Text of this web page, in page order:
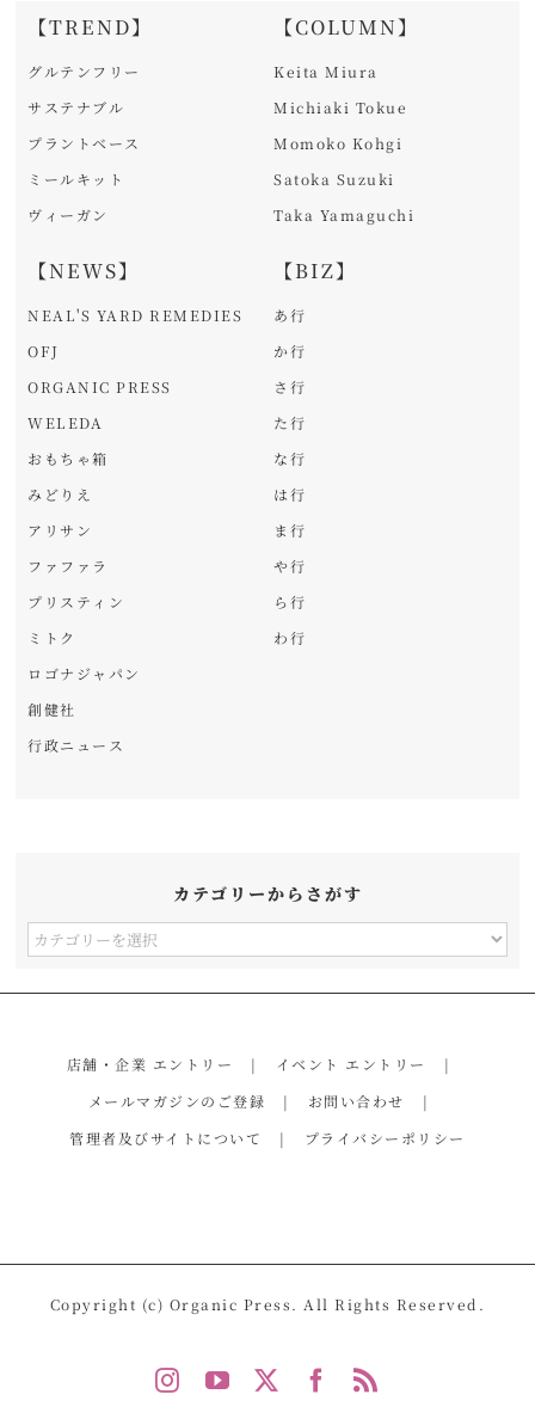
【TREND】
グルテンフリー
サステナブル
プラントベース
ミールキット
ヴィーガン
【NEWS】
NEAL'S YARD REMEDIES
OFJ
ORGANIC PRESS
WELEDA
おもちゃ箱
みどりえ
アリサン
ファファラ
プリスティン
ミトク
ロゴナジャパン
創健社
行政ニュース
【COLUMN】
Keita Miura
Michiaki Tokue
Momoko Kohgi
Satoka Suzuki
Taka Yamaguchi
【BIZ】
あ行
か行
さ行
た行
な行
は行
ま行
や行
ら行
わ行
カテゴリーからさがす
カ
す
店舗・企業 エントリー
イベント エントリー
メールマガジンのご登録
お問い合わせ
管理者及びサイトについて
プライバシーポリシー
Copyright (c) Organic Press. All Rights Reserved.
InstagramYouTube Facebook